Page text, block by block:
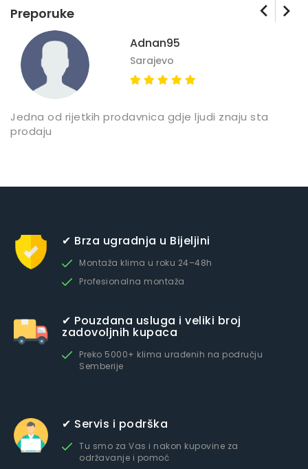
Preporuke
Adnan95
Sarajevo
Jedna od rijetkih prodavnica gdje ljudi znaju sta
prodaju
✔ Brza ugradnja u Bijeljini
Montaža klima u roku 24–48h
Profesionalna montaža
✔ Pouzdana usluga i veliki broj
zadovoljnih kupaca
Preko 5000+ klima urađenih na području
Semberije
✔ Servis i podrška
Tu smo za Vas i nakon kupovine za
održavanje i pomoć